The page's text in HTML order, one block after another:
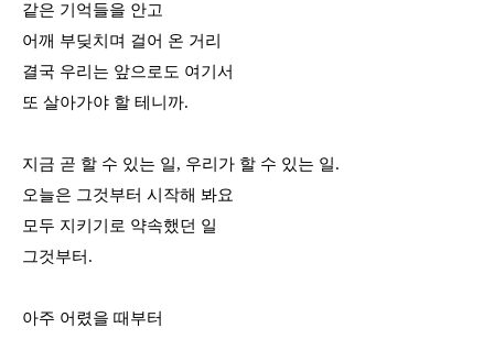
같은 기억들을 안고
어깨 부딪치며 걸어 온 거리
결국 우리는 앞으로도 여기서
또 살아가야 할 테니까.
지금 곧 할 수 있는 일, 우리가 할 수 있는 일.
오늘은 그것부터 시작해 봐요
모두 지키기로 약속했던 일
그것부터 .
아주 어렸을 때부터